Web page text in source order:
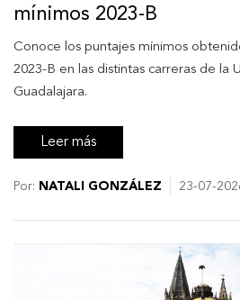
mínimos 2023-B
Conoce los puntajes mínimos
2023-B en las distintas carreras de la
Guadalajara.
Leer más
Por: NATALI GONZÁLEZ 23-07-